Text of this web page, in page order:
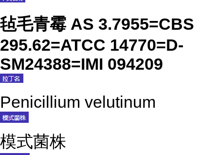
毡毛青霉 AS 3.7955=CBS
295.62=ATCC 14770=D-
SM24388=IMI 094209
Penicillium velutinum
模式菌株